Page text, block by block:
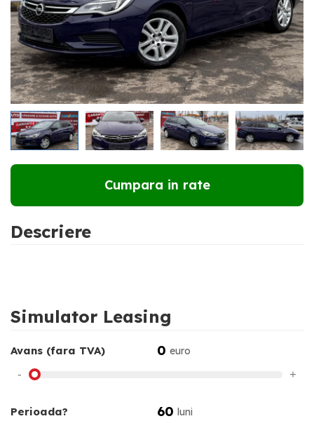
RATE DE LA184 €LUNAR
Cumpara in rate
Descriere
Simulator Leasing
Avans (fara TVA) 0 euro
- +
Perioada? 60 luni